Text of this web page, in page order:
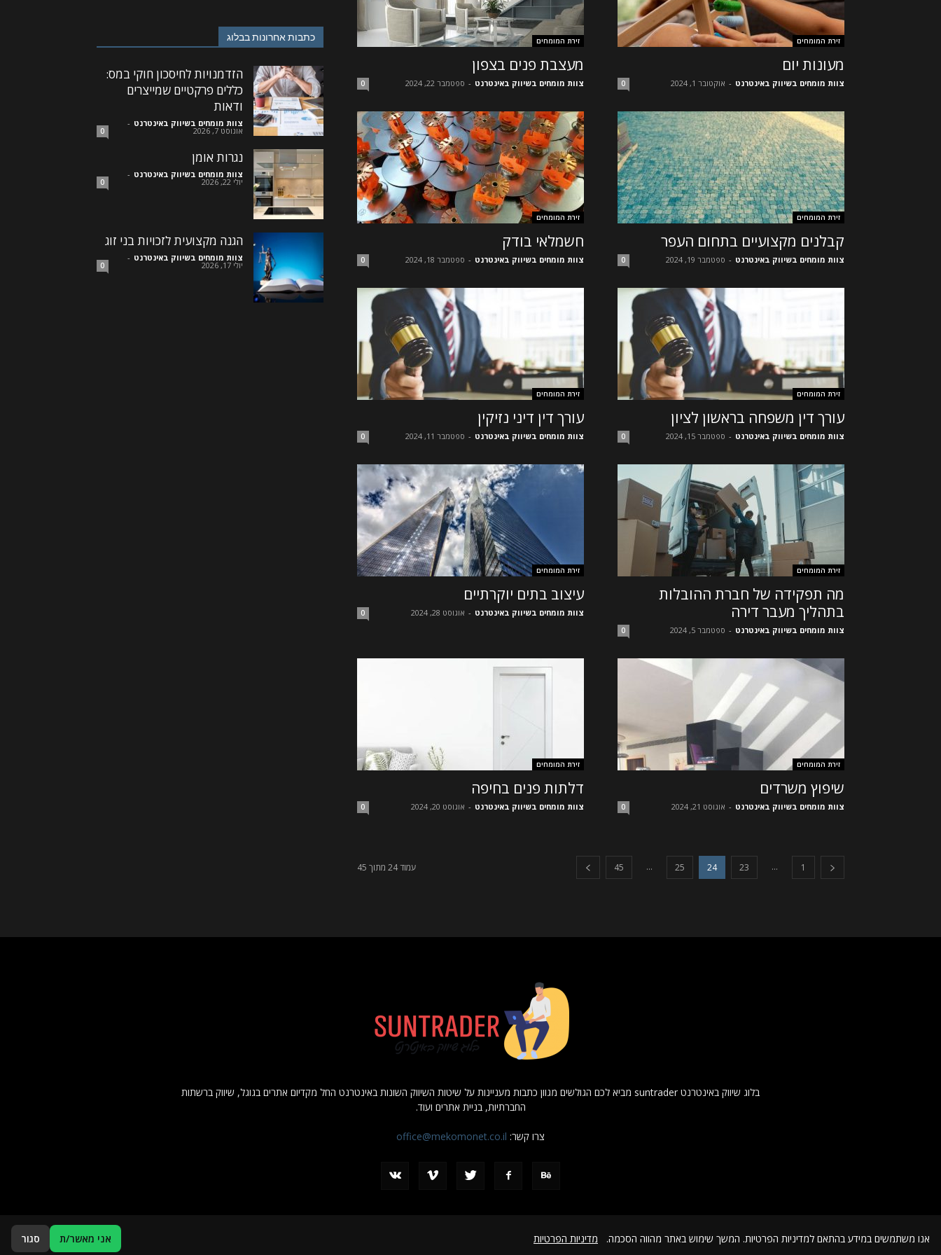
זירת המומחים
מעונות יום
צוות מומחים בשיווק באינטרנט - אוקטובר 1, 2024 0
זירת המומחים
מעצבת פנים בצפון
צוות מומחים בשיווק באינטרנט - ספטמבר 22, 2024 0
זירת המומחים
קבלנים מקצועיים בתחום העפר
צוות מומחים בשיווק באינטרנט - ספטמבר 19, 2024 0
זירת המומחים
חשמלאי בודק
צוות מומחים בשיווק באינטרנט - ספטמבר 18, 2024 0
זירת המומחים
עורך דין משפחה בראשון לציון
צוות מומחים בשיווק באינטרנט - ספטמבר 15, 2024 0
זירת המומחים
עורך דין דיני נזיקין
צוות מומחים בשיווק באינטרנט - ספטמבר 11, 2024 0
זירת המומחים
מה תפקידה של חברת ההובלות
בתהליך מעבר דירה
צוות מומחים בשיווק באינטרנט - ספטמבר 5, 2024 0
זירת המומחים
עיצוב בתים יוקרתיים
צוות מומחים בשיווק באינטרנט - אוגוסט 28, 2024 0
זירת המומחים
שיפוץ משרדים
צוות מומחים בשיווק באינטרנט - אוגוסט 21, 2024 0
זירת המומחים
דלתות פנים בחיפה
צוות מומחים בשיווק באינטרנט - אוגוסט 20, 2024 0
1
...
23
24
25
...
45 עמוד 24 מתוך 45
כתבות אחרונות בבלוג
הזדמנויות לחיסכון חוקי במס:
כללים פרקטיים שמייצרים
ודאות
צוות מומחים בשיווק באינטרנט -
אוגוסט 7, 2026 0
נגרות אומן
צוות מומחים בשיווק באינטרנט -
יולי 22, 2026 0
הגנה מקצועית לזכויות בני זוג
צוות מומחים בשיווק באינטרנט -
יולי 17, 2026 0
בלוג שיווק באינטרנט suntrader מביא לכם הגולשים מגוון כתבות מעניינות על שיטות השיווק השונות באינטרנט החל מקדיום אתרים בגוגל, שיווק ברשתות
החברתיות, בניית אתרים ועוד.
צרו קשר: office@mekomonet.co.il
הצהרת נגישות
אנו משתמשים במידע בהתאם למדיניות הפרטיות. המשך שימוש באתר מהווה הסכמה. מדיניות הפרטיות אני מאשר/ת סגור